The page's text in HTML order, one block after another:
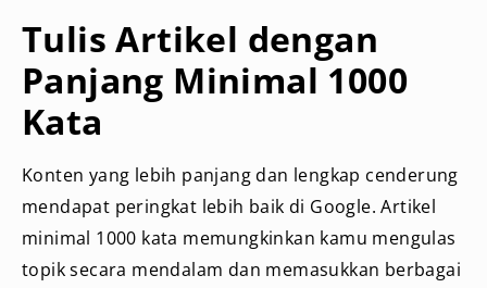
Tulis Artikel dengan
Panjang Minimal 1000
Kata
Konten yang lebih panjang dan lengkap cenderung
mendapat peringkat lebih baik di Google. Artikel
minimal 1000 kata memungkinkan kamu mengulas
topik secara mendalam dan memasukkan berbagai